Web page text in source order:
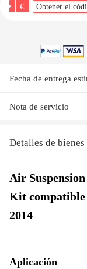
€ Obtener el
Fecha de entrega
Nota de servicio
Detalles de bienes
Air
Kit compatible
2014
Aplicación